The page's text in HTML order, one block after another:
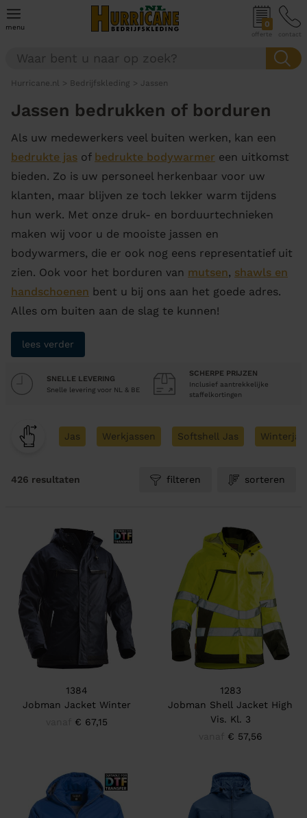
menu 0
offerte contact
Hurricane.nl > Bedrijfskleding > Jassen
Jassen bedrukken of borduren
Als uw medewerkers veel buiten werken, kan een
bedrukte jas of bedrukte bodywarmer een uitkomst
bieden. Zo is uw personeel herkenbaar voor uw
klanten, maar blijven ze toch lekker warm tijdens
hun werk. Met onze druk- en borduurtechnieken
maken wij voor u de mooiste jassen en
bodywarmers, die er ook nog eens representatief uit
zien. Ook voor het borduren van mutsen, shawls en
handschoenen bent u bij ons aan het goede adres.
Alles om buiten aan de slag te kunnen!
lees verder
SNELLE LEVERING
Snelle levering voor NL & BE
SCHERPE PRIJZEN
Inclusief aantrekkelijke
staffelkortingen
Jas Werkjassen Softshell Jas Winterjas
426 resultaten filteren sorteren
1384
Jobman Jacket Winter
€ 67,15
1283
Jobman Shell Jacket High
Vis. Kl. 3
€ 57,56